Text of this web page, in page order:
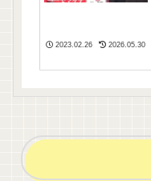
2023.02.26 2026.05.30